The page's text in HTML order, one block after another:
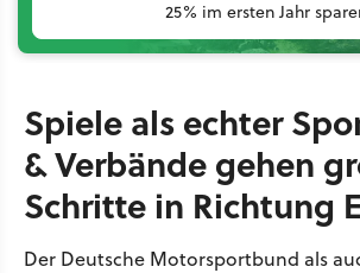
25% im ersten Jahr
Spiele als echter
& Verbände gehen
Schritte in Richtung
Der Deutsche Motorsportbund als